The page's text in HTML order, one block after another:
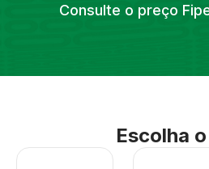
Consulte o preço
Escolha